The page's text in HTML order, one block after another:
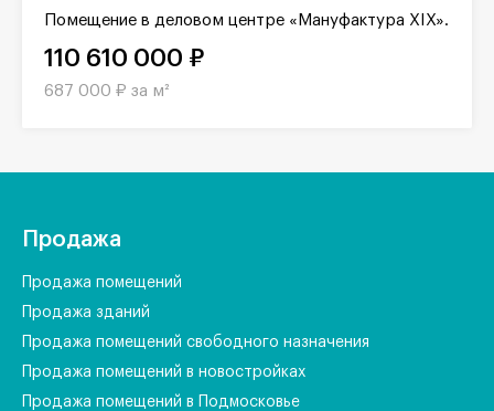
Помещение в деловом центре «Мануфактура XIX».
110 610 000 ₽
687 000 ₽ за м²
Продажа
Продажа помещений
Продажа зданий
Продажа помещений свободного назначения
Продажа помещений в новостройках
Продажа помещений в Подмосковье